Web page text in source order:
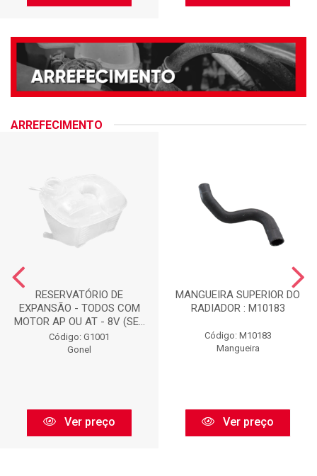
ARREFECIMENTO
RESERVATÓRIO DE
EXPANSÃO - TODOS COM
MOTOR AP OU AT - 8V (SE...
Código: G1001
Gonel
Ver preço
MANGUEIRA SUPERIOR DO
RADIADOR : M10183
Código: M10183
Mangueira
Ver preço